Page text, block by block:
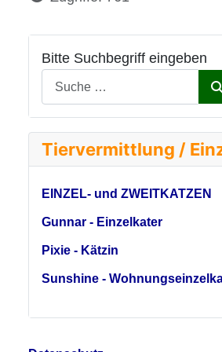
Bitte Suchbegriff eingeben
Tiervermittlung /
EINZEL- und ZWEITKATZEN
Gunnar - Einzelkater
Pixie - Kätzin
Sunshine -